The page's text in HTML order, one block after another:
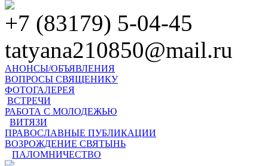
+7 (83179) 5-04-45
tatyana210850@mail.ru
АНОНСЫ/ОБЪЯВЛЕНИЯ
ВОПРОСЫ СВЯЩЕНИКУ
ФОТОГАЛЕРЕЯ
ВСТРЕЧИ
РАБОТА С МОЛОДЕЖЬЮ
ВИТЯЗИ
ПРАВОСЛАВНЫЕ ПУБЛИКАЦИИ
ВОЗРОЖДЕНИЕ СВЯТЫНЬ
ПАЛОМНИЧЕСТВО